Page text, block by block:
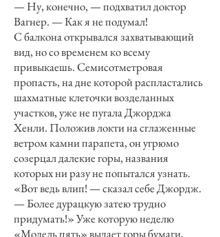
— Ну, конечно, — подхватил доктор
Вагнер. — Как я не подумал!
С балкона открывался захватывающий
вид, но со временем ко всему
привыкаешь. Семисотметровая
пропасть, на дне которой распластались
шахматные клеточки возделанных
участков, уже не пугала Джорджа
Хенли. Положив локти на сглаженные
ветром камни парапета, он угрюмо
созерцал далекие горы, названия
которых ни разу не попытался узнать.
«Вот ведь влип! — сказал себе Джордж.
— Более дурацкую затею трудно
придумать!» Уже которую неделю
«Модель пять» выдает горы бумаги,